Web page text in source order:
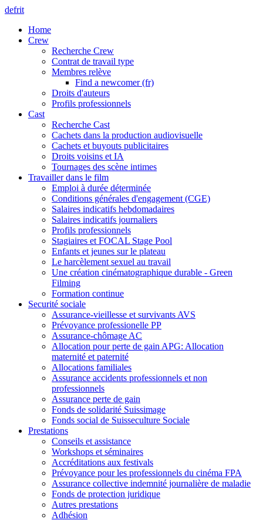
defrit
Home
Crew
Recherche Crew
Contrat de travail type
Membres relève
Find a newcomer (fr)
Droits d'auteurs
Profils professionnels
Cast
Recherche Cast
Cachets dans la production audiovisuelle
Cachets et buyouts publicitaires
Droits voisins et IA
Tournages des scène intimes
Travailler dans le film
Emploi à durée déterminée
Conditions générales d'engagement (CGE)
Salaires indicatifs hebdomadaires
Salaires indicatifs journaliers
Profils professionnels
Stagiaires et FOCAL Stage Pool
Enfants et jeunes sur le plateau
Le harcèlement sexuel au travail
Une création cinématographique durable - Green
Filming
Formation continue
Securité sociale
Assurance-vieillesse et survivants AVS
Prévoyance professionelle PP
Assurance-chômage AC
Allocation pour perte de gain APG: Allocation
maternité et paternité
Allocations familiales
Assurance accidents professionnels et non
professionnels
Assurance perte de gain
Fonds de solidarité Suissimage
Fonds social de Suisseculture Sociale
Prestations
Conseils et assistance
Workshops et séminaires
Accréditations aux festivals
Prévoyance pour les professionnels du cinéma FPA
Assurance collective indemnité journalière de maladie
Fonds de protection juridique
Autres prestations
Adhésion